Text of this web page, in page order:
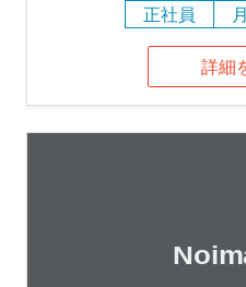
正社員
詳細